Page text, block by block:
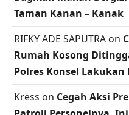
Taman Kanan – Kanak
RIFKY ADE SAPUTRA on
Rumah Kosong
Polres Konsel
Kress on Cegah Aksi